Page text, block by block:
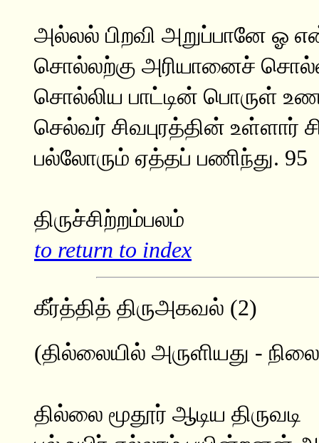
அல்லல் பிறவி அறுப்பானே ஓ
சொல்லற்கு அரியானைச்
சொல்லிய பாட்டின் பொருள்
செல்வர் சிவபுரத்தின் உள்ளார்
பல்லோரும் ஏத்தப் பணிந்து. 95
திருச்சிற்றம்பலம்
to return to index
கீர்த்தித் திருஅகவல் (2)
(தில்லையில் அருளியது -
தில்லை மூதூர் ஆடிய திருவடி